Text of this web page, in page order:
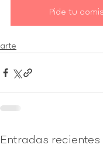
Pide tu
arte
Entradas recientes